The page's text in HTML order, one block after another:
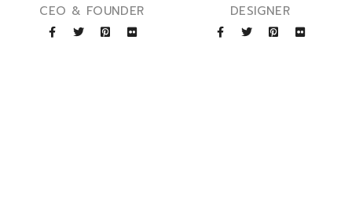
CEO & FOUNDER DESIGNER